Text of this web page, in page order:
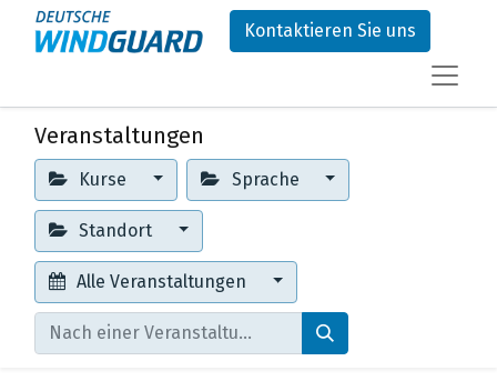
Kontaktieren Sie uns
Veranstaltungen
Kurse Sprache
Standort
Alle Veranstaltungen